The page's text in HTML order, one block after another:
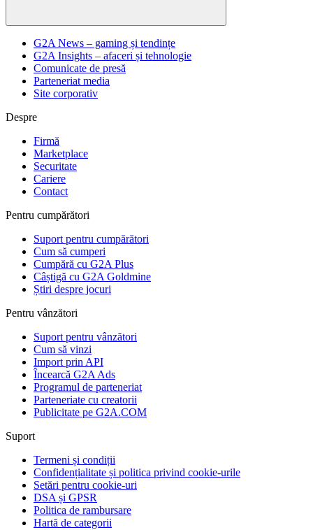
G2A News – gaming și tendințe
G2A Insights – afaceri și tehnologie
Comunicate de presă
Parteneriat media
Site corporativ
Despre
Firmă
Marketplace
Securitate
Cariere
Contact
Pentru cumpărători
Suport pentru cumpărători
Cum să cumperi
Cumpără cu G2A Plus
Câștigă cu G2A Goldmine
Știri despre jocuri
Pentru vânzători
Suport pentru vânzători
Cum să vinzi
Import prin API
Încearcă G2A Ads
Programul de parteneriat
Parteneriate cu creatorii
Publicitate pe G2A.COM
Suport
Termeni și condiții
Confidențialitate și politica privind cookie-urile
Setări pentru cookie-uri
DSA și GPSR
Politica de rambursare
Hartă de categorii